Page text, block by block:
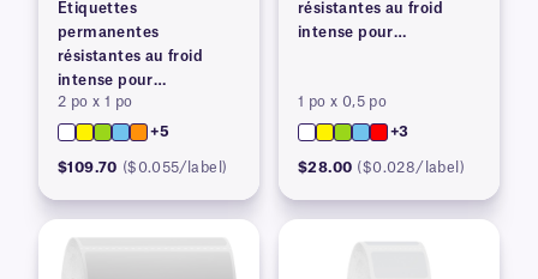
Étiquettes
permanentes
résistantes au froid
intense pour
imprimantes à transfert
thermique
2 po x 1 po
+5
$109.70 ($0.055/label)
résistantes au froid
intense pour
1 po x 0,5 po
+3
$28.00 ($0.028/label)